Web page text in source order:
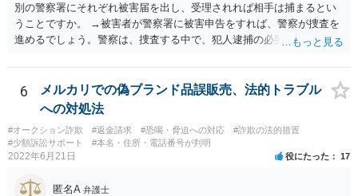
をされてしまっているのであれば、その資金を送金先に返金を求める
などの措置を講じる必要があるのではないでしょうか。
別の警察署にそれぞれ被害届を出し、受理されれば相手は捕まるとい
うことですか。 →被害者が警察署に被害申告をすれば、警察が捜査を
進めるでしょう。警察は、捜査する中で、犯人逮捕の必要と理由があ
進行するでしょう。捜査の結果、検察官において起訴の必要があると
判断されれば、起訴されて公判となり、裁判官において有罪と判断さ
れれば有罪判決となるでしょう。捜査の結果、検察官において起訴の
う。
6
メルカリでの偽ブランド品誤販売、法的トラブル
への対処法
#オークション詐欺 #返金請求 #恐喝・脅迫への対応
#詐欺の法的措置
#少額訴訟サポート
#本名・住所・電話番号が判明
2022年6月21日 役にたった 17
匿名A 弁護士